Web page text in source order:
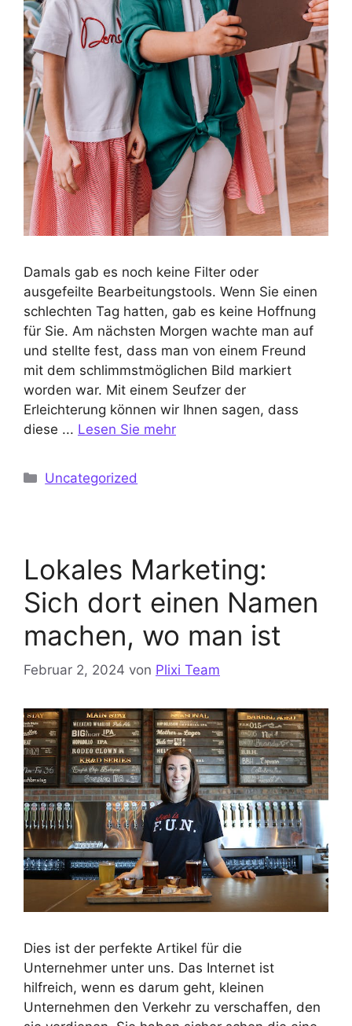
Damals gab es noch keine Filter oder
ausgefeilte Bearbeitungstools. Wenn Sie einen
schlechten Tag hatten, gab es keine Hoffnung
für Sie. Am nächsten Morgen wachte man auf
und stellte fest, dass man von einem Freund
mit dem schlimmstmöglichen Bild markiert
worden war. Mit einem Seufzer der
Erleichterung können wir Ihnen sagen, dass
diese ... Lesen Sie mehr
Kategorien
Uncategorized
Lokales Marketing:
Sich dort einen Namen
machen, wo man ist
Februar 2, 2024 von Plixi Team
Dies ist der perfekte Artikel für die
Unternehmer unter uns. Das Internet ist
hilfreich, wenn es darum geht, kleinen
Unternehmen den Verkehr zu verschaffen, den